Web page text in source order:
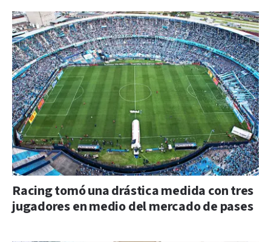
Racing tomó una drástica medida con tres
jugadores en medio del mercado de pases